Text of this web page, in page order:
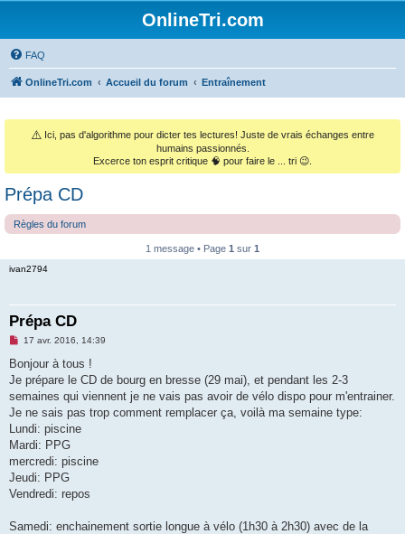
OnlineTri.com
FAQ
OnlineTri.com Accueil du forum Entraînement
⚠️ Ici, pas d'algorithme pour dicter tes lectures! Juste de vrais échanges entre
humains passionnés.
Excerce ton esprit critique 🧠 pour faire le ... tri 😉.
Prépa CD
Règles du forum
1 message • Page 1 sur 1
ivan2794
Prépa CD
M
s
a
g
n
o
l
u
17 avr. 2016, 14:39
Bonjour à tous !
Je prépare le CD de bourg en bresse (29 mai), et pendant les 2-3
semaines qui viennent je ne vais pas avoir de vélo dispo pour m'entrainer.
Je ne sais pas trop comment remplacer ça, voilà ma semaine type:
Lundi: piscine
Mardi: PPG
mercredi: piscine
Jeudi: PPG
Vendredi: repos
Samedi: enchainement sortie longue à vélo (1h30 à 2h30) avec de la